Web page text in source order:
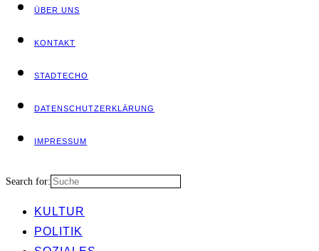
ÜBER UNS
KON­TAKT
STADT­ECHO
DATEN­SCHUTZ­ER­KLÄ­RUNG
IMPRES­SUM
Search for:
KUL­TUR
POLI­TIK